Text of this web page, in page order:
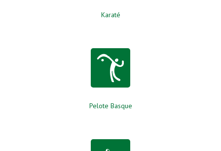
Karaté
Pelote Basque